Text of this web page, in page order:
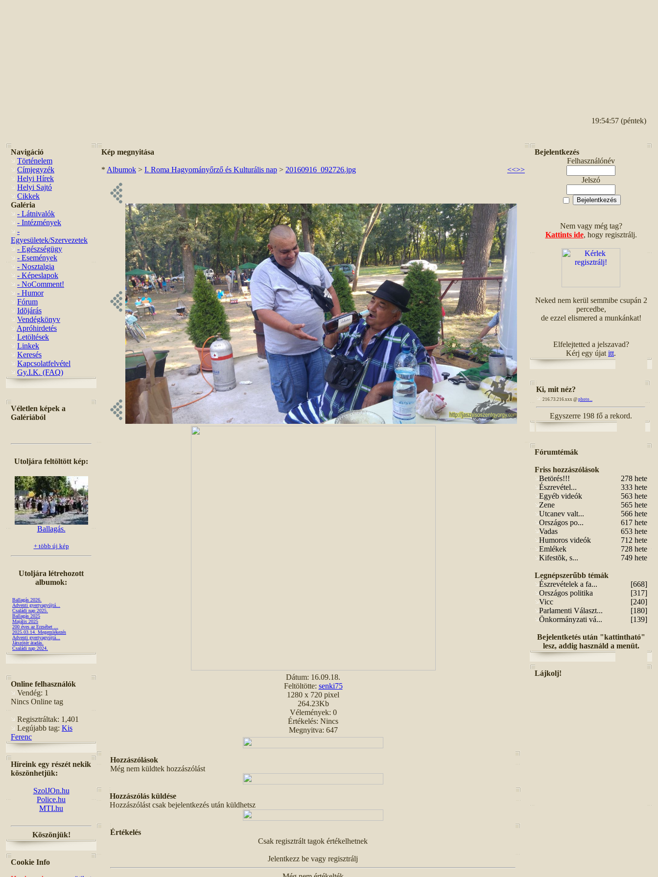
19:54:57 (péntek)
Navigáció
Történelem
Címjegyzék
Helyi Hírek
Helyi Sajtó
Cikkek
Galéria
- Látnivalók
- Intézmények
-
Egyesületek/Szervezetek
- Egészségügy
- Események
- Nosztalgia
- Képeslapok
- NoComment!
- Humor
Fórum
Idõjárás
Vendégkönyv
Apróhirdetés
Letöltések
Linkek
Keresés
Kapcsolatfelvétel
Gy.I.K. (FAQ)
Véletlen képek a
Galériából
Utoljára feltöltött kép:
Ballagás.
+ több új kép
Utoljára létrehozott
albumok:
Ballagás 2026.
Adventi gyertyagyújtá...
Családi nap 2025.
Ballagás 2025
Majális 2025
200 éves az Erzsébet ...
2025.03.14. Megemlékezés
Adventi gyertyagyújtá...
Játszótér átadás.
Családi nap 2024.
Online felhasználók
Vendég: 1
Nincs Online tag
Regisztráltak: 1,401
Legújabb tag: Kis
Ferenc
Híreink egy részét nekik
köszönhetjük:
SzolJOn.hu
Police.hu
MTI.hu
Köszönjük!
Cookie Info
Kép megnyitása
* Albumok > I. Roma Hagyományőrző és Kulturális nap > 20160916_092726.jpg <<>>
Dátum: 16.09.18.
Feltöltötte: senki75
1280 x 720 pixel
264.23Kb
Vélemények: 0
Értékelés: Nincs
Megnyitva: 647
Hozzászólások
Még nem küldtek hozzászólást
Hozzászólás küldése
Hozzászólást csak bejelentkezés után küldhetsz
Értékelés
Csak regisztrált tagok értékelhetnek
Jelentkezz be vagy regisztrálj
Bejelentkezés
Felhasználónév
Jelszó
Nem vagy még tag?
Kattints ide, hogy regisztrálj.
Neked nem kerül semmibe csupán 2
percedbe,
de ezzel elismered a munkánkat!
Elfelejtetted a jelszavad?
Kérj egy újat itt.
Ki, mit néz?
216.73.216.xxx @ photo...
Egyszerre 198 fő a rekord.
Fórumtémák
Friss hozzászólások
Betörés!!!
278 hete
Észrevétel...
333 hete
Egyéb videók
563 hete
Zene
565 hete
Utcanev valt...
566 hete
Országos po...
617 hete
Vadas
653 hete
Humoros videók
712 hete
Emlékek
728 hete
Kifestõk, s...
749 hete
Legnépszerűbb témák
Észrevételek a fa...
[668]
Országos politika
[317]
Vicc
[240]
Parlamenti Választ...
[180]
Önkormányzati vá...
[139]
Bejelentketés után "kattintható"
lesz, addig használd a menüt.
Lájkolj!